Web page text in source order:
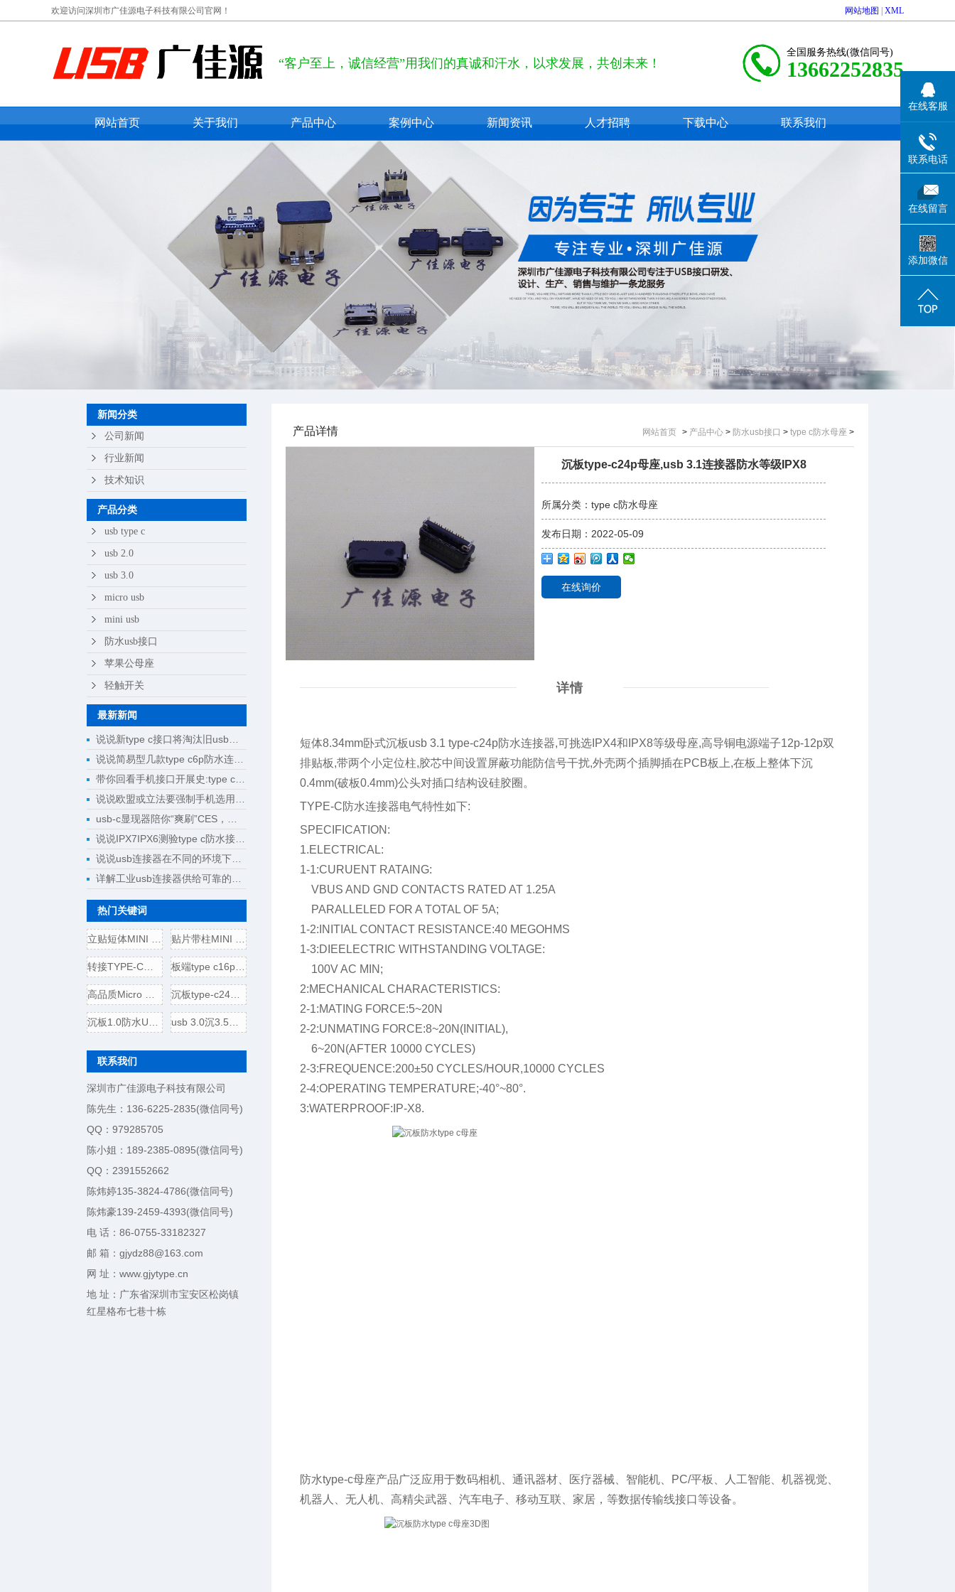
欢迎访问深圳市广佳源电子科技有限公司官网！ 网站地图 XML
“客户至上，诚信经营”用我们的真诚和汗水，以求发展，共创未来！
全国服务热线(微信同号)
13662252835
网站首页 关于我们
联系我们
在线留言
产品中心
usb 2.0
usb 3.0
micro usb
mini usb
防水usb接口
苹果公母座
轻触开关
案例中心 新闻资讯
技术知识
人才招聘 下载中心 联系我们
在线客服
联系电话
在线留言
添加微信
新闻分类
公司新闻
行业新闻
技术知识
产品分类
usb type c
usb 2.0
usb 3.0
micro usb
mini usb
防水usb接口
苹果公母座
轻触开关
最新新闻
热门关键词
联系我们
深圳市广佳源电子科技有限公司
陈先生：136-6225-2835(微信同号)
QQ：979285705
陈小姐：189-2385-0895(微信同号)
QQ：2391552662
陈炜婷135-3824-4786(微信同号)
陈炜豪139-2459-4393(微信同号)
电 话：86-0755-33182327
邮 箱：gjydz88@163.com
网 址：www.gjytype.cn
地 址：广东省深圳市宝安区松岗镇
红星格布七巷十栋
产品详情 网站首页 > 产品中心 > 防水usb接口 > type c防水母座 >
沉板type-c24p母座,usb 3.1连接器防水等级IPX8
所属分类：type c防水母座
发布日期：2022-05-09
在线询价
详情
短体8.34mm卧式沉板usb 3.1 type-c24p防水连接器,可挑选IPX4和IPX8等级母座,高导铜电源端子12p-12p双
排贴板,带两个小定位柱,胶芯中间设置屏蔽功能防信号干扰,外壳两个插脚插在PCB板上,在板上整体下沉
0.4mm(破板0.4mm)公头对插口结构设硅胶圈。​
TYPE-C防水连接器电气特性如下:
SPECIFICATION:
1.ELECTRICAL:
1-1:CURUENT RATAING:
VBUS AND GND CONTACTS RATED AT 1.25A
PARALLELED FOR A TOTAL OF 5A;
1-2:INITIAL CONTACT RESISTANCE:40 MEGOHMS
1-3:DIEELECTRIC WITHSTANDING VOLTAGE:
100V AC MIN;
2:MECHANICAL CHARACTERISTICS:
2-1:MATING FORCE:5~20N
2-2:UNMATING FORCE:8~20N(INITIAL),
6~20N(AFTER 10000 CYCLES)
2-3:FREQUENCE:200±50 CYCLES/HOUR,10000 CYCLES
2-4:OPERATING TEMPERATURE;-40°~80°.
3:WATERPROOF:IP-X8.
防水type-c母座产品广泛应用于数码相机、通讯器材、医疗器械、智能机、PC/平板、人工智能、机器视觉、
机器人、无人机、高精尖武器、汽车电子、移动互联、家居，等数据传输线接口等设备。